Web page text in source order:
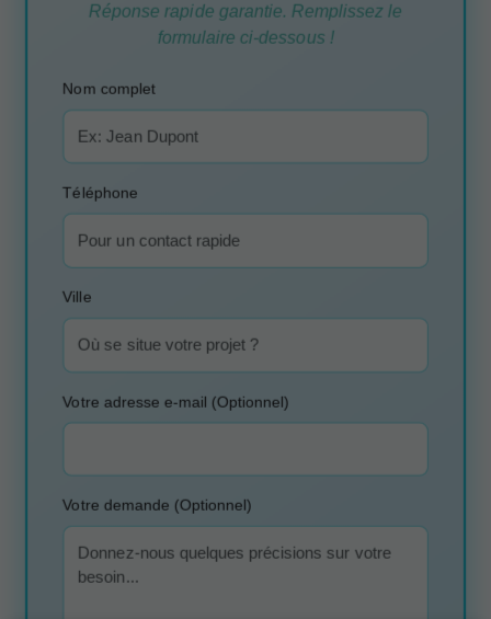
Réponse rapide garantie. Remplissez le
formulaire ci-dessous !
Nom complet
Téléphone
Ville
Votre adresse e-mail (Optionnel)
Votre demande (Optionnel)